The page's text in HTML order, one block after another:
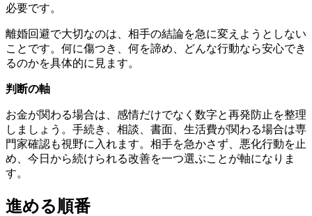
必要です。
離婚回避で大切なのは、相手の結論を急に変えようとしない
ことです。何に傷つき、何を諦め、どんな行動なら安心でき
るのかを具体的に見ます。
判断の軸
お金が関わる場合は、感情だけでなく数字と再発防止を整理
しましょう。手続き、相談、書面、生活費が関わる場合は専
門家確認も視野に入れます。相手を急かさず、悪化行動を止
め、今日から続けられる改善を一つ選ぶことが軸になりま
す。
進める順番